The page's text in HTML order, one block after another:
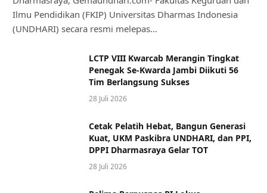
Ilmu Pendidikan (FKIP) Universitas Dharmas Indonesia
(UNDHARI) secara resmi melepas…
LCTP VIII Kwarcab Merangin Tingkat
Penegak Se-Kwarda Jambi Diikuti 56
Tim Berlangsung Sukses
28 Juli 2026
Cetak Pelatih Hebat, Bangun Generasi
Kuat, UKM Paskibra UNDHARI, dan PPI,
DPPI Dharmasraya Gelar TOT
28 Juli 2026